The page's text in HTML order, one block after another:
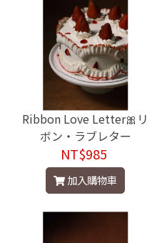
Ribbon Love Letter🎀リ
ボン・ラブレター
NT$985
加入購物車